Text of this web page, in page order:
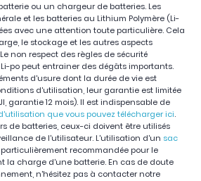
ou un chargeur de batteries. Les
et les batteries au Lithium Polymère (Li-
avec une attention toute particulière. Cela
le stockage et les autres aspects
non respect des règles de sécurité
po peut entrainer des dégâts importants.
d'usure dont la durée de vie est
d'utilisation, leur garantie est limitée
garantie 12 mois). Il est indispensable de
que vous pouvez télécharger ici.
de batteries, ceux-ci doivent être utilisés
de l'utilisateur. L'utilisation d'un sac
particulièrement recommandée pour le
la charge d'une batterie. En cas de doute
n'hésitez pas à contacter notre